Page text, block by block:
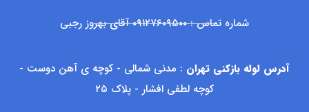
شماره تماس : ۰۹۱۲۷۶۰۹۵۰۰ آقای بهروز رجبی
آدرس لوله بازکنی تهران : مدنی شمالی - کوچه ی آهن دوست -
کوچه لطفی افشار - پلاک ۲۵